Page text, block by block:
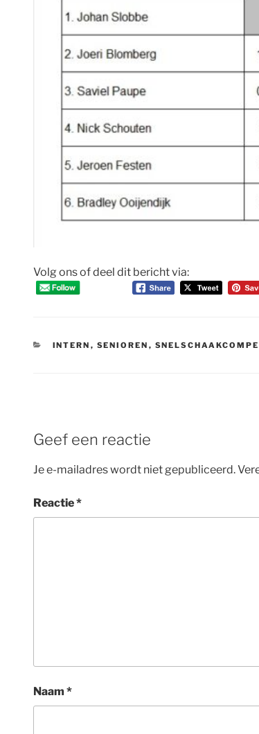
Volg ons of deel dit bericht via:
CATEGORIEËN
INTERN , SENIOREN ,
Geef een reactie
Je e-mailadres wordt niet gepubliceerd.
Reactie*
Naam *